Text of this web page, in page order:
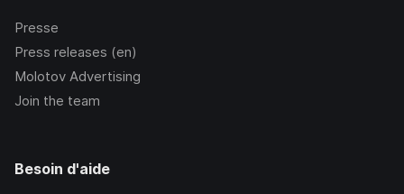
Presse
Press releases (en)
Molotov Advertising
Join the team
Besoin d'aide